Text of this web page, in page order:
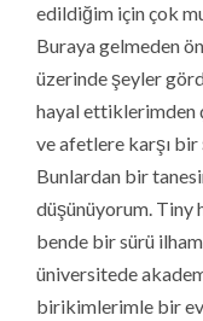
edildiğim için çok
Buraya gelmeden
üzerinde şeyler
hayal ettiklerimden
ve afetlere karşı
Bunlardan bir
düşünüyorum. Tiny
bende bir sürü
üniversitede
birikimlerimle bir